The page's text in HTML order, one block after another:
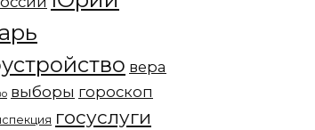
вера
выборы гороскоп
госуслуги